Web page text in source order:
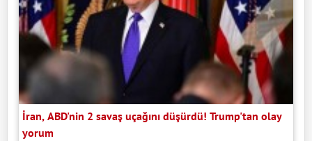
İran, ABD'nin 2 savaş uçağını düşürdü! Trump'tan olay
yorum